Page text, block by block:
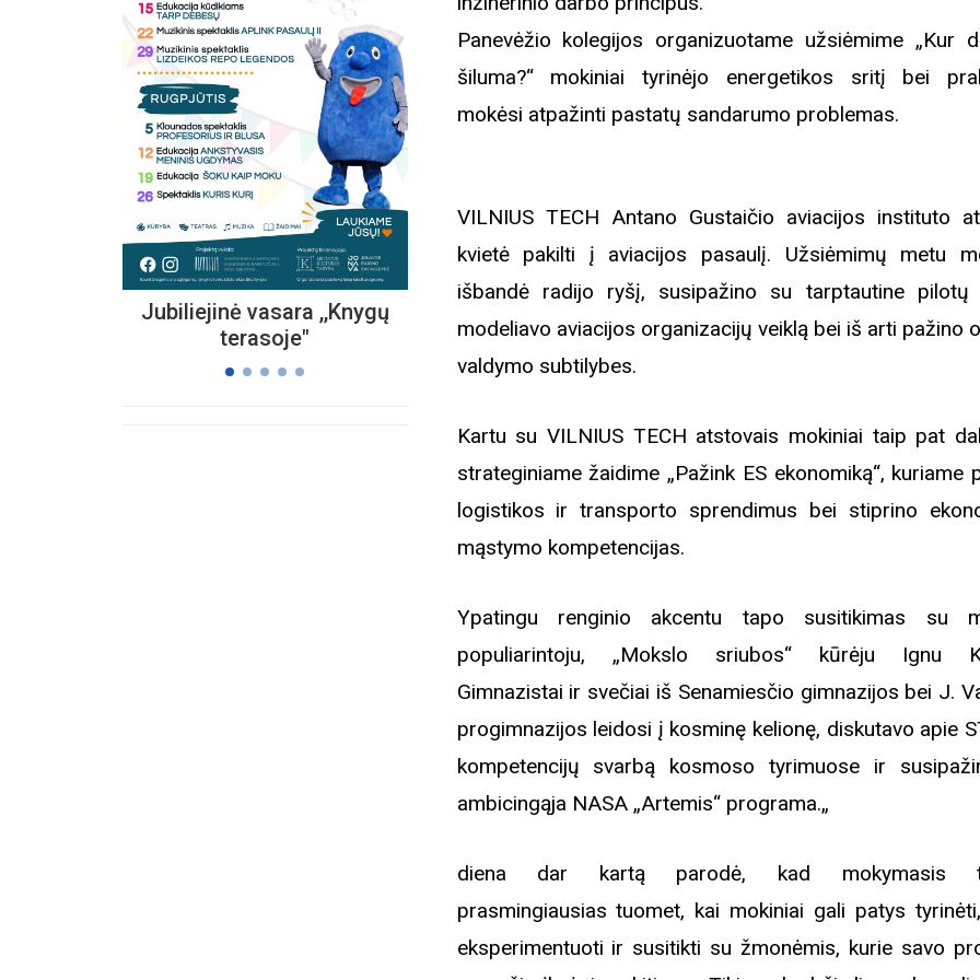
Jubiliejinė vasara ,,Knygų
terasoje"
Kviečiame aplankyti parodą
„Nusišypsok mums,
Panevėžio kolegijos organizuotame užsiėmime „Kur
šiluma?“ mokiniai tyrinėjo energetikos sritį bei
mokėsi atpažinti pastatų sandarumo problemas.
VILNIUS TECH Antano Gustaičio aviacijos instituto
kvietė pakilti į aviacijos pasaulį. Užsiėmimų metu
išbandė radijo ryšį, susipažino su tarptautine pilotų
modeliavo aviacijos organizacijų veiklą bei iš arti pažino
valdymo subtilybes.
Kartu su VILNIUS TECH atstovais mokiniai taip pat
strateginiame žaidime „Pažink ES ekonomiką“, kuriame
logistikos ir transporto sprendimus bei stiprino
mąstymo kompetencijas.
Ypatingu renginio akcentu tapo susitikimas su
populiarintoju, „Mokslo sriubos“ kūrėju Ignu
Gimnazistai ir svečiai iš Senamiesčio gimnazijos bei J.
progimnazijos leidosi į kosminę kelionę, diskutavo apie
kompetencijų svarbą kosmoso tyrimuose ir
ambicingąja NASA „Artemis“ programa.„
diena dar kartą parodė, kad mokymasis
prasmingiausias tuomet, kai mokiniai gali patys
eksperimentuoti ir susitikti su žmonėmis, kurie savo